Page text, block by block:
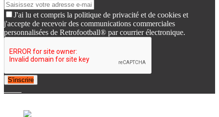
J'ai lu et compris la politique de privacité et de cookies et
j'accepte de recevoir des communications commerciales
personnalisées de Retrofootball® par courrier électronique.
S'inscrire